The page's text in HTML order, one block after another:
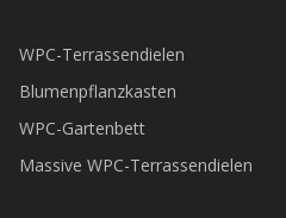
WPC-Terrassendielen
Blumenpflanzkasten
WPC-Gartenbett
Massive WPC-Terrassendielen